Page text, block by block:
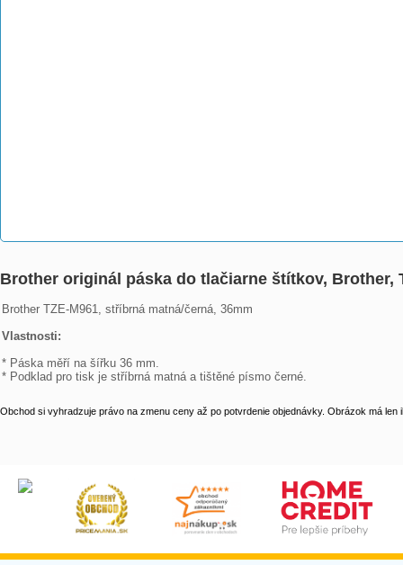
Brother originál páska do tlačiarne štítkov, Brother,
Brother TZE-M961, stříbrná matná/černá, 36mm
Vlastnosti:
* Páska měří na šířku 36 mm.
* Podklad pro tisk je stříbrná matná a tištěné písmo černé.
Obchod si vyhradzuje právo na zmenu ceny až po potvrdenie objednávky. Obrázok má len